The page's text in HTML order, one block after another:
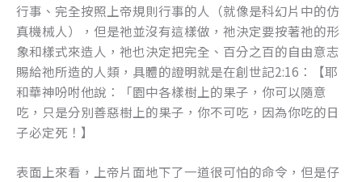
行事、完全按照上帝規則行事的人（就像是科幻片中的仿
真機械人），但是祂並沒有這樣做，祂決定要按著祂的形
象和樣式來造人，祂也決定把完全、百分之百的自由意志
賜給祂所造的人類，具體的證明就是在創世記2:16：【耶
和華神吩咐他說：「園中各樣樹上的果子，你可以隨意
吃，只是分別善惡樹上的果子，你不可吃，因為你吃的日
子必定死！】
表面上來看，上帝片面地下了一道很可怕的命令，但是仔